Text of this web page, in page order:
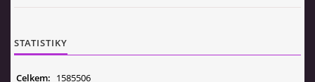
STATISTIKY
Celkem: 1585506